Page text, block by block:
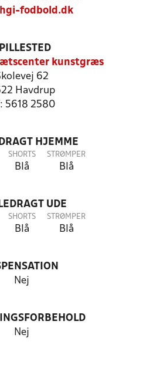
fodbold.dk
kunstgræs
62
Havdrup
5618 2580
HJEMME
SHORTS
Blå
STRØMPER
Blå
UDE
SHORTS
Blå
STRØMPER
Blå
Nej
Nej